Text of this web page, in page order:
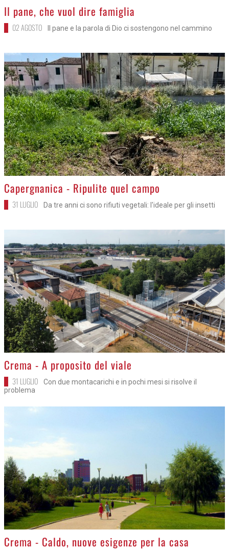
>
Il pane, che vuol dire famiglia
02 AGOSTO Il pane e la parola di Dio ci sostengono nel cammino
>
Capergnanica - Ripulite quel campo
31 LUGLIO Da tre anni ci sono rifiuti vegetali: l'ideale per gli insetti
>
Crema - A proposito del viale
31 LUGLIO
Con due montacarichi e in pochi mesi si risolve il
problema
>
Crema - Caldo, nuove esigenze per la casa